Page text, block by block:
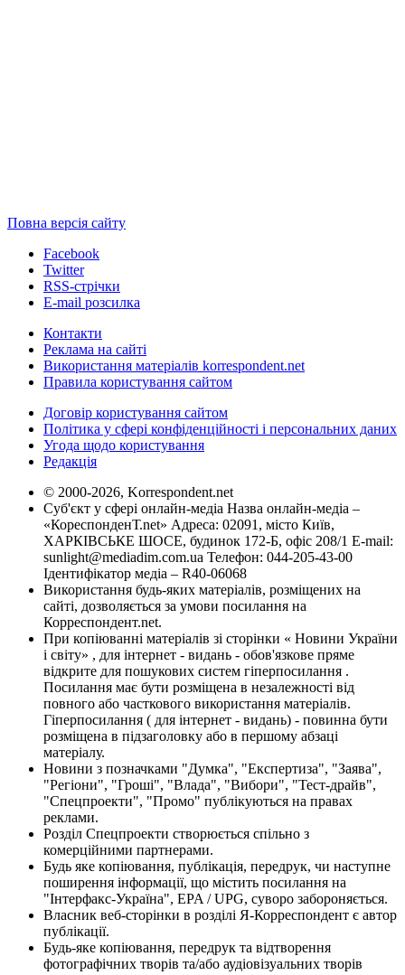
Повна версія сайту
Facebook
Twitter
RSS-стрічки
E-mail розсилка
Контакти
Реклама на сайті
Використання матеріалів korrespondent.net
Правила користування сайтом
Договір користування сайтом
Політика у сфері конфіденційності і персональних даних
Угода щодо користування
Редакція
© 2000-2026, Korrespondent.net
Суб'єкт у сфері онлайн-медіа Назва онлайн-медіа –
«КореспонденТ.net» Адреса: 02091, місто Київ,
ХАРКІВСЬКЕ ШОСЕ, будинок 172-Б, офіс 208/1 E-mail:
sunlight@mediadim.com.ua Телефон: 044-205-43-00
Ідентифікатор медіа – R40-06068
Використання будь-яких матеріалів, розміщених на
сайті, дозволяється за умови посилання на
Корреспондент.net.
При копіюванні матеріалів зі сторінки « Новини України
і світу» , для інтернет - видань - обов'язкове пряме
відкрите для пошукових систем гіперпосилання .
Посилання має бути розміщена в незалежності від
повного або часткового використання матеріалів.
Гіперпосилання ( для інтернет - видань) - повинна бути
розміщена в підзаголовку або в першому абзаці
матеріалу.
Новини з позначками "Думка", "Експертиза", "Заява",
"Регіони", "Гроші", "Влада", "Вибори", "Тест-драйв",
"Спецпроекти", "Промо" публікуються на правах
реклами.
Розділ Спецпроекти створюється спільно з
комерційними партнерами.
Будь яке копіювання, публікація, передрук, чи наступне
поширення інформації, що містить посилання на
"Інтерфакс-Україна", EPA / UPG, суворо забороняється.
Власник веб-сторінки в розділі Я-Корреспондент є автор
публікації.
Будь-яке копіювання, передрук та відтворення
фотографічних творів та/або аудіовізуальних творів